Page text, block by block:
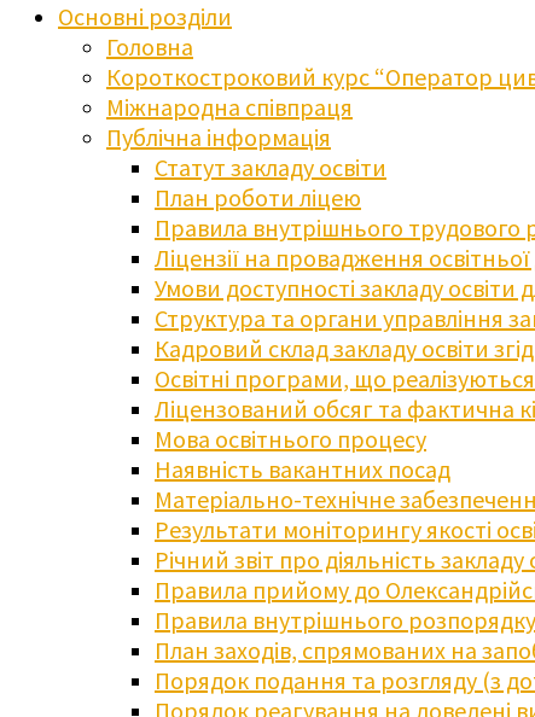
Основні розділи
Головна
Короткостроковий курс “Оператор
Міжнародна співпраця
Публічна інформація
Статут закладу освіти
План роботи ліцею
Правила внутрішнього трудового
Ліцензії на провадження освітньої
Умови доступності закладу
Структура та органи управління
Кадровий склад закладу освіти
Освітні програми, що реалізуються
Ліцензований обсяг та фактична
Мова освітнього процесу
Наявність вакантних посад
Матеріально-технічне
Результати моніторингу якості
Річний звіт про діяльність закладу
Правила прийому до
Правила внутрішнього розпорядку
План заходів, спрямованих на
Порядок подання та розгляду (з
Порядок реагування на доведені